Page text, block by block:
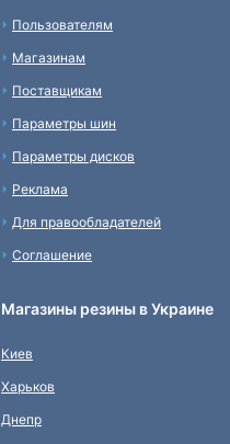
Пользователям
Магазинам
Поставщикам
Параметры шин
Параметры дисков
Реклама
Для правообладателей
Соглашение
Магазины резины в Украине
Киев
Харьков
Днепр